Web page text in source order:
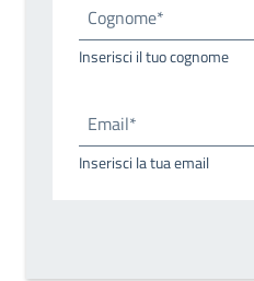
Cognome*
Inserisci il tuo cognome
Email*
Inserisci la tua email